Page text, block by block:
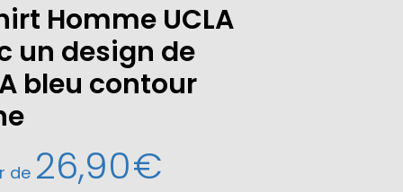
Homme UCLA
un design de
bleu contour
de 26,90€